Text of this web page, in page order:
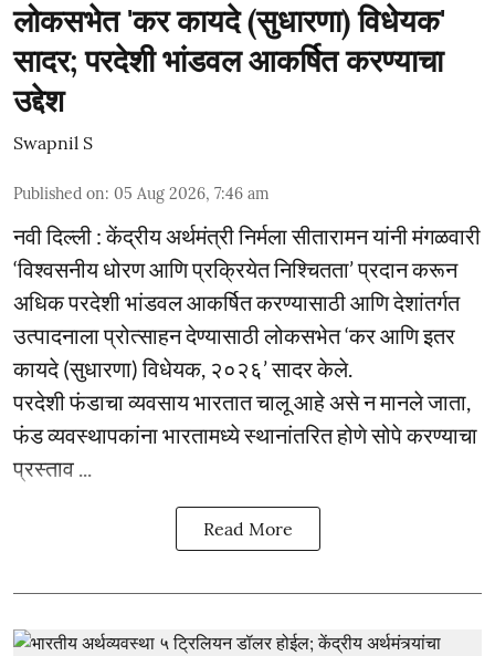
लोकसभेत 'कर कायदे (सुधारणा) विधेयक'
सादर; परदेशी भांडवल आकर्षित करण्याचा
उद्देश
Swapnil S
Published on: 05 Aug 2026, 7:46 am
नवी दिल्ली : केंद्रीय अर्थमंत्री निर्मला सीतारामन यांनी मंगळवारी
‘विश्वसनीय धोरण आणि प्रक्रियेत निश्चितता’ प्रदान करून
अधिक परदेशी भांडवल आकर्षित करण्यासाठी आणि देशांतर्गत
उत्पादनाला प्रोत्साहन देण्यासाठी लोकसभेत ‘कर आणि इतर
कायदे (सुधारणा) विधेयक, २०२६’ सादर केले.
परदेशी फंडाचा व्यवसाय भारतात चालू आहे असे न मानले जाता,
फंड व्यवस्थापकांना भारतामध्ये स्थानांतरित होणे सोपे करण्याचा
प्रस्ताव ...
Read More